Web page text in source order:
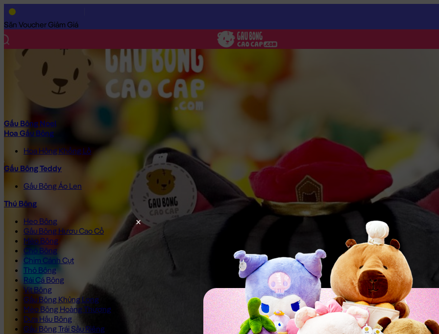
Săn Voucher Giảm Giá
Gấu Bông Noel
Hoa Gấu Bông
Hoa Hồng Khổng Lồ
Gấu Bông Teddy
Gấu Bông Áo Len
Thú Bông
Heo Bông
Gấu Bông Hươu Cao Cổ
Mèo Bông
Chó Bông
Chim Cánh Cụt
Thỏ Bông
Rái Cá Bông
Vịt Bông
Gấu Bông Khủng Long
Mèo Bông Hoàng Thượng
Dưa Hấu Bông
Gấu Bông Trái Sầu Riêng
Trang Chủ